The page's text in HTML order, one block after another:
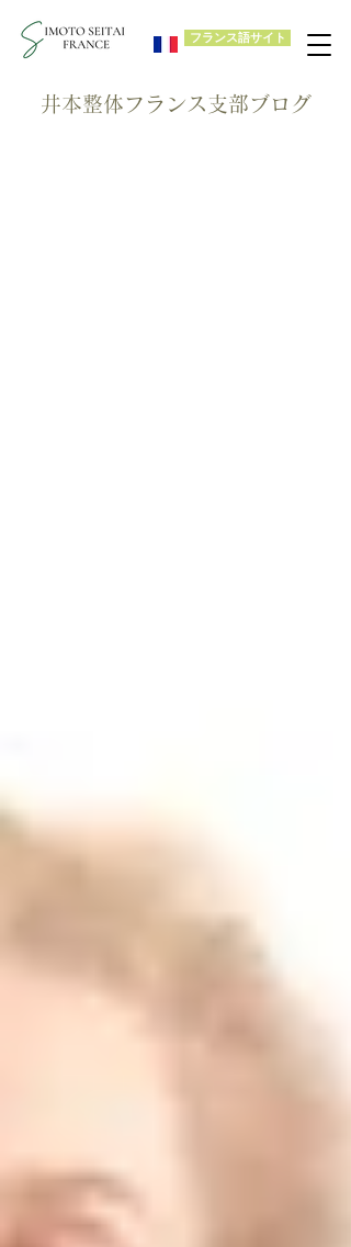
フランス語サイト
​井本整体フランス支部ブログ